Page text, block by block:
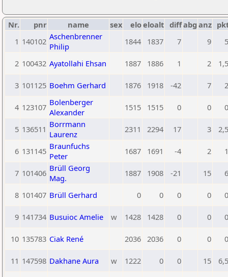
Nr. pnr name sex eloeloalt diffabg anz
1 140102 Aschenbrenner
Philip
1844 1837 7 9 5
2 100432 Ayatollahi Ehsan 1887 1886 1 2 1,5
3 101125 Boehm Gerhard 1876 1918 -42 7 2
4 123107 Bolenberger
Alexander
1515 1515 0 0 0
5 136511 Borrmann
Laurenz
2311 2294 17 3 2,5
6 131145 Braunfuchs
Peter
1687 1691 -4 2 1
7 101406 Brüll Georg
Mag.
1887 1908 -21 15 6
8 101407 Brüll Gerhard 0 0 0 0 0
9 141734 Busuioc Amelie w 1428 1428 0 0 0
10 135783 Ciak René 2036 2036 0 0 0
11 147598 Dakhane Aura w 1222 0 0 15 6,5